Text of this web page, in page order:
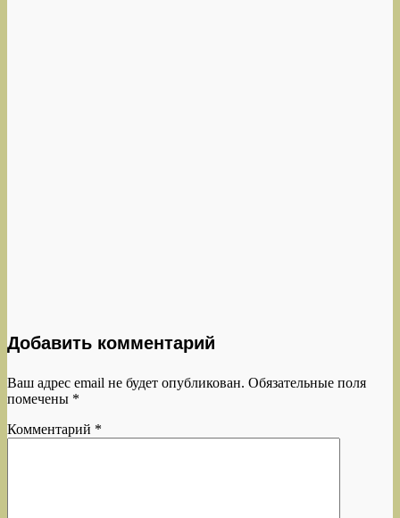
Добавить комментарий
Ваш адрес email не будет опубликован. Обязательные поля
помечены *
Комментарий *